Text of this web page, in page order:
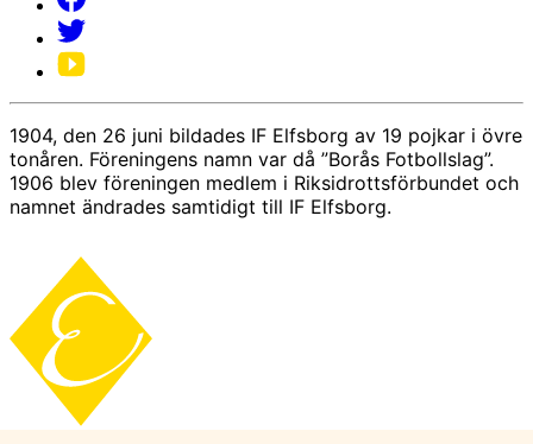
1904, den 26 juni bildades IF Elfsborg av 19 pojkar i övre
tonåren. Föreningens namn var då ”Borås Fotbollslag”.
1906 blev föreningen medlem i Riksidrottsförbundet och
namnet ändrades samtidigt till IF Elfsborg.